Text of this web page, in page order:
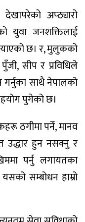
अप्ठ्यारो
युवा जनशक्तिलाई
छ। र, मुलुकको
सीप र प्रविधिले
गर्नुका साथै नेपालको
पुगेको छ।
ठगीमा पर्ने, मानव
उद्धार हुन नसक्नु र
पर्नु लगायतका
सम्बोधन हाम्रो